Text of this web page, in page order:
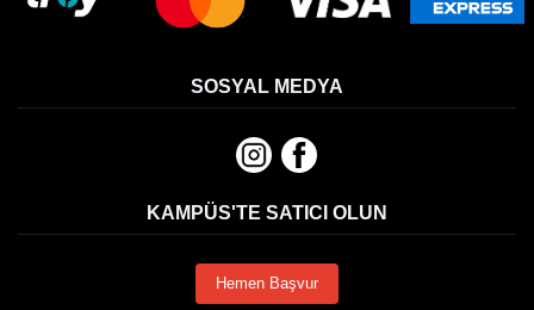
SOSYAL MEDYA
KAMPÜS'TE SATICI OLUN
Hemen Başvur